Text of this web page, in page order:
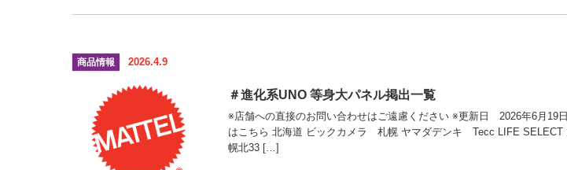
商品情報 2026.4.9
＃進化系UNO 等身大パネル掲出一覧
※店舗への直接のお問い合わせはご遠慮ください ※更新日 2026年6月
はこちら 北海道 ビックカメラ 札幌 ヤマダデンキ Tecc LIFE
幌北33 […]